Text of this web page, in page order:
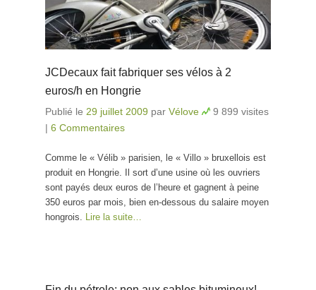
JCDecaux fait fabriquer ses vélos à 2
euros/h en Hongrie
Publié le 29 juillet 2009 par Vélove
9 899 visites
| 6 Commentaires
Comme le « Vélib » parisien, le « Villo » bruxellois est
produit en Hongrie. Il sort d’une usine où les ouvriers
sont payés deux euros de l’heure et gagnent à peine
350 euros par mois, bien en-dessous du salaire moyen
hongrois. Lire la suite…